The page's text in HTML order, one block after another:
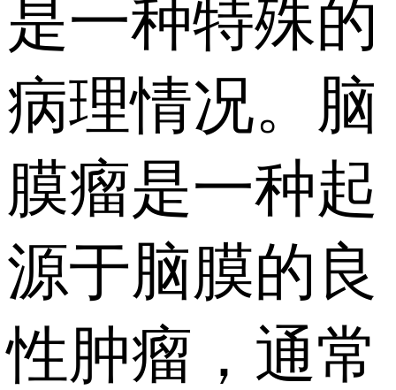
是一种特殊的
病理情况。脑
膜瘤是一种起
源于脑膜的良
性肿瘤，通常